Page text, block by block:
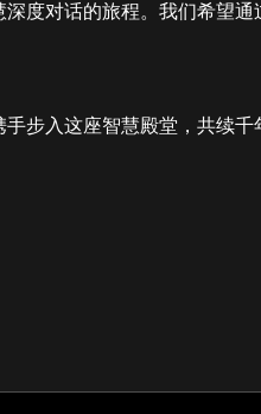
度对话的旅程。我们希望
步入这座智慧殿堂，共续千